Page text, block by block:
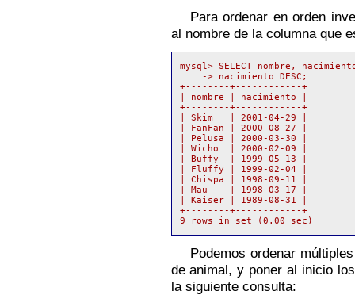
Para ordenar en orden
al nombre de la columna que
mysql> SELECT nombre,
    -> nacimiento DESC;
+--------+------------+
| nombre | nacimiento |
+--------+------------+
| Skim   | 2001-04-29 |
| FanFan | 2000-08-27 |
| Pelusa | 2000-03-30 |
| Wicho  | 2000-02-09 |
| Buffy  | 1999-05-13 |
| Fluffy | 1999-02-04 |
| Chispa | 1998-09-11 |
| Mau    | 1998-03-17 |
| Kaiser | 1989-08-31 |
+--------+------------+
Podemos ordenar
deanimal, y poner al inicio
la siguiente consulta: